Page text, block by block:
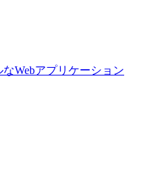
Webアプリケーション